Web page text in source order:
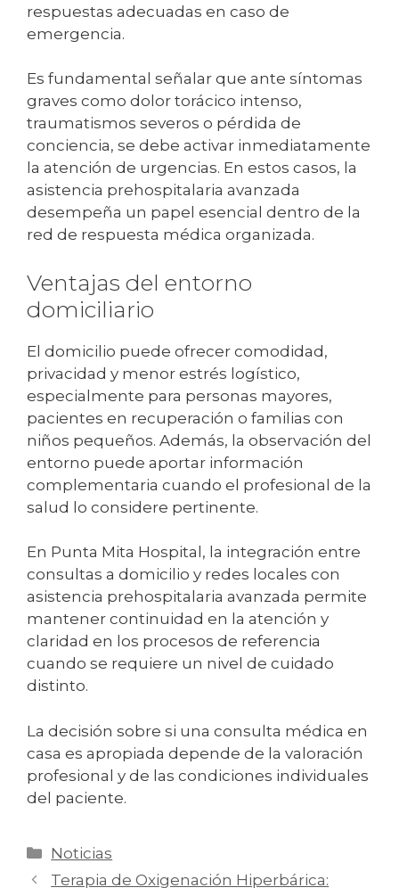
respuestas adecuadas en caso de
emergencia.
Es fundamental señalar que ante síntomas
graves como dolor torácico intenso,
traumatismos severos o pérdida de
conciencia, se debe activar inmediatamente
la atención de urgencias. En estos casos, la
asistencia prehospitalaria avanzada
desempeña un papel esencial dentro de la
red de respuesta médica organizada.
Ventajas del entorno
domiciliario
El domicilio puede ofrecer comodidad,
privacidad y menor estrés logístico,
especialmente para personas mayores,
pacientes en recuperación o familias con
niños pequeños. Además, la observación del
entorno puede aportar información
complementaria cuando el profesional de la
salud lo considere pertinente.
En Punta Mita Hospital, la integración entre
consultas a domicilio y redes locales con
asistencia prehospitalaria avanzada permite
mantener continuidad en la atención y
claridad en los procesos de referencia
cuando se requiere un nivel de cuidado
distinto.
La decisión sobre si una consulta médica en
casa es apropiada depende de la valoración
profesional y de las condiciones individuales
del paciente.
Noticias
Terapia de Oxigenación Hiperbárica: